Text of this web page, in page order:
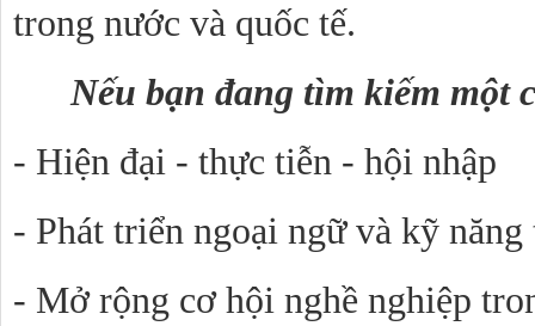
trong nước và quốc tế.
Nếu bạn đang tìm kiếm một
- Hiện đại - thực tiễn - hội nhập
- Phát triển ngoại ngữ và kỹ năng
- Mở rộng cơ hội nghề nghiệp